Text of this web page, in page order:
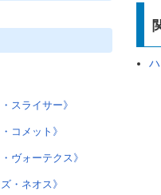
スライサー》
コメット》
ヴォーテクス》
・ネオス》